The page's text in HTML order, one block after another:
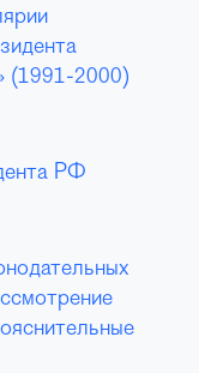
(1991-2000)
РФ